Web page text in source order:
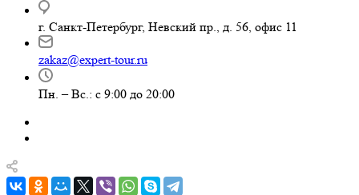
г. Санкт-Петербург, Невский пр., д. 56, офис 11
zakaz@expert-tour.ru
Пн. – Вс.: с 9:00 до 20:00